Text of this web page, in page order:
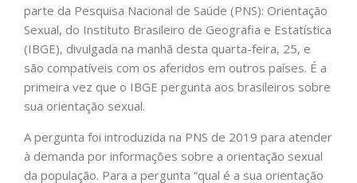
parte da Pesquisa Nacional de Saúde (PNS): Orientação
Sexual, do Instituto Brasileiro de Geografia e Estatística
(IBGE), divulgada na manhã desta quarta-feira, 25, e
são compatíveis com os aferidos em outros países. É a
primeira vez que o IBGE pergunta aos brasileiros sobre
sua orientação sexual.
A pergunta foi introduzida na PNS de 2019 para atender
à demanda por informações sobre a orientação sexual
da população. Para a pergunta “qual é a sua orientação